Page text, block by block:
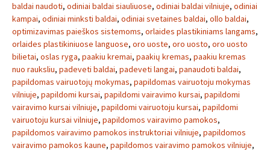
baldai naudoti, odiniai baldai siauliuose, odiniai baldai vilniuje, odiniai
kampai, odiniai minksti baldai, odiniai svetaines baldai, ollo baldai,
optimizavimas paieškos sistemoms, orlaides plastikiniams langams,
orlaides plastikiniuose languose, oro uoste, oro uosto, oro uosto
bilietai, oslas ryga, paakiu kremai, paakių kremas, paakiu kremas
nuo rauksliu, padeveti baldai, padeveti langai, panaudoti baldai,
papildomas vairuotojų mokymas, papildomas vairuotoju mokymas
vilniuje, papildomi kursai, papildomi vairavimo kursai, papildomi
vairavimo kursai vilniuje, papildomi vairuotoju kursai, papildomi
vairuotoju kursai vilniuje, papildomos vairavimo pamokos,
papildomos vairavimo pamokos instruktoriai vilniuje, papildomos
vairavimo pamokos kaune, papildomos vairavimo pamokos vilniuje,